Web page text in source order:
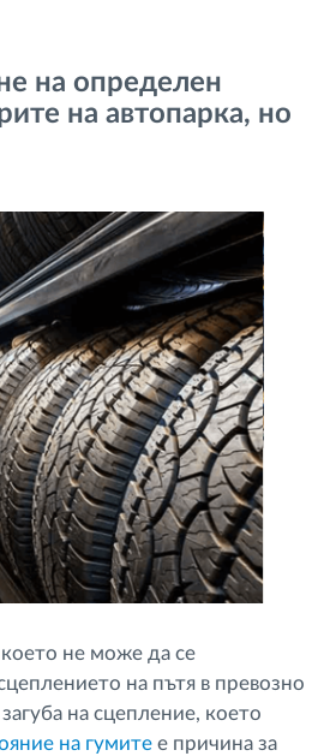
на определен
на автопарка, но
не може да се
на пътя в превозно
на сцепление, което
на гумите е причина за